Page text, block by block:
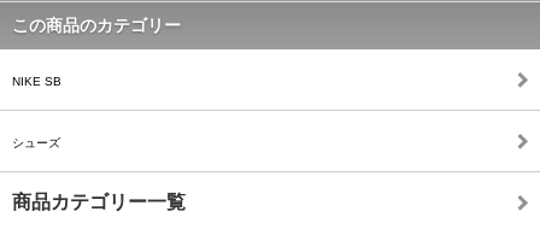
この商品のカテゴリー
NIKE SB
シューズ
商品カテゴリー一覧